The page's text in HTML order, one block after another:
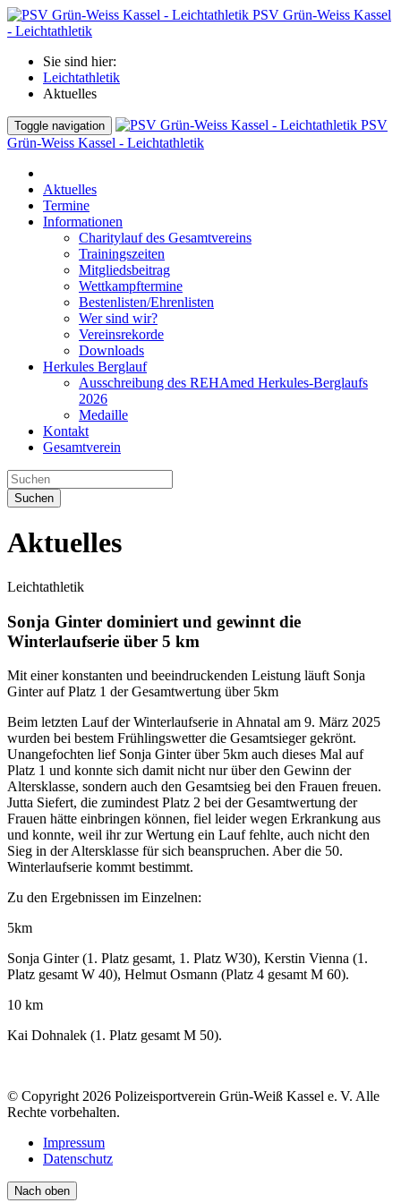
PSV Grün-Weiss Kassel
- Leichtathletik
Sie sind hier:
Leichtathletik
Aktuelles
Toggle navigation
PSV
Grün-Weiss Kassel - Leichtathletik
Aktuelles
Termine
Informationen
Charitylauf des Gesamtvereins
Trainingszeiten
Mitgliedsbeitrag
Wettkampftermine
Bestenlisten/Ehrenlisten
Wer sind wir?
Vereinsrekorde
Downloads
Herkules Berglauf
Ausschreibung des REHAmed Herkules-Berglaufs
2026
Medaille
Kontakt
Gesamtverein
Suchen
Aktuelles
Leichtathletik
Sonja Ginter dominiert und gewinnt die
Winterlaufserie über 5 km
Mit einer konstanten und beeindruckenden Leistung läuft Sonja
Ginter auf Platz 1 der Gesamtwertung über 5km
Beim letzten Lauf der Winterlaufserie in Ahnatal am 9. März 2025
wurden bei bestem Frühlingswetter die Gesamtsieger gekrönt.
Unangefochten lief Sonja Ginter über 5km auch dieses Mal auf
Platz 1 und konnte sich damit nicht nur über den Gewinn der
Altersklasse, sondern auch den Gesamtsieg bei den Frauen freuen.
Jutta Siefert, die zumindest Platz 2 bei der Gesamtwertung der
Frauen hätte einbringen können, fiel leider wegen Erkrankung aus
und konnte, weil ihr zur Wertung ein Lauf fehlte, auch nicht den
Sieg in der Altersklasse für sich beanspruchen. Aber die 50.
Winterlaufserie kommt bestimmt.
Zu den Ergebnissen im Einzelnen:
5km
Sonja Ginter (1. Platz gesamt, 1. Platz W30), Kerstin Vienna (1.
Platz gesamt W 40), Helmut Osmann (Platz 4 gesamt M 60).
10 km
Kai Dohnalek (1. Platz gesamt M 50).
© Copyright 2026 Polizeisportverein Grün-Weiß Kassel e. V. Alle
Rechte vorbehalten.
Impressum
Datenschutz
Nach oben